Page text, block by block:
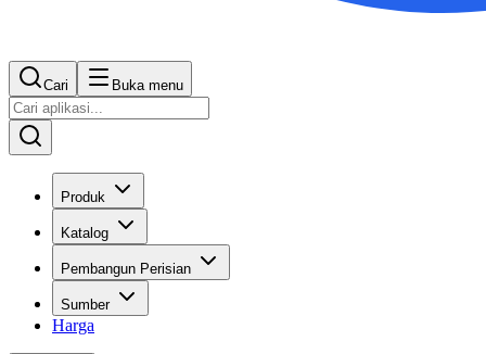
Cari Buka menu
Produk
Katalog
Pembangun Perisian
Sumber
Harga